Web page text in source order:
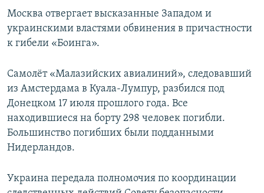
Москва отвергает высказанные Западом и
украинскими властями обвинения в причастности
к гибели «Боинга».
Самолёт «Малазийских авиалиний», следовавший
из Амстердама в Куала-Лумпур, разбился под
Донецком 17 июля прошлого года. Все
находившиеся на борту 298 человек погибли.
Большинство погибших были подданными
Нидерландов.
Украина передала полномочия по координации